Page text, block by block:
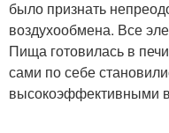
было признать
воздухообмена. Все
Пища готовилась в
сами по себе
высокоэффективными